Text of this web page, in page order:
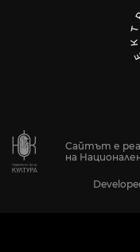
Сайтът е
на